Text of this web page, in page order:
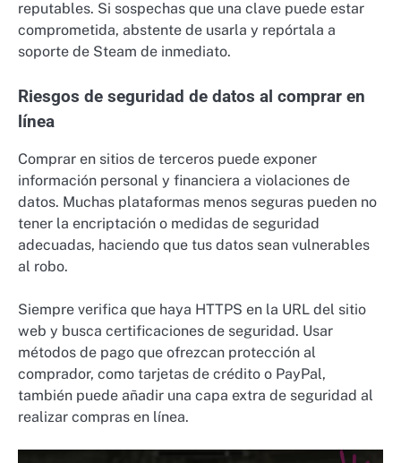
reputables. Si sospechas que una clave puede estar
comprometida, abstente de usarla y repórtala a
soporte de Steam de inmediato.
Riesgos de seguridad de datos al comprar en
línea
Comprar en sitios de terceros puede exponer
información personal y financiera a violaciones de
datos. Muchas plataformas menos seguras pueden no
tener la encriptación o medidas de seguridad
adecuadas, haciendo que tus datos sean vulnerables
al robo.
Siempre verifica que haya HTTPS en la URL del sitio
web y busca certificaciones de seguridad. Usar
métodos de pago que ofrezcan protección al
comprador, como tarjetas de crédito o PayPal,
también puede añadir una capa extra de seguridad al
realizar compras en línea.